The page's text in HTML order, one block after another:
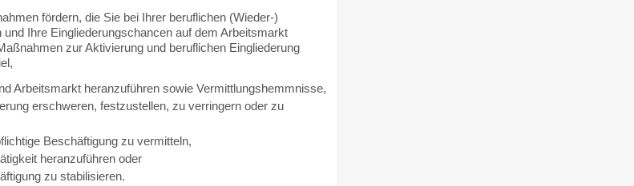
fördern, die Sie bei Ihrer beruflichen (Wieder-)
und Ihre Eingliederungschancen auf dem Arbeitsmarkt
zur Aktivierung und beruflichen Eingliederung
Arbeitsmarkt heranzuführen sowie Vermittlungshemmnisse,
erschweren, festzustellen, zu verringern oder zu
Beschäftigung zu vermitteln,
heranzuführen oder
zu stabilisieren.